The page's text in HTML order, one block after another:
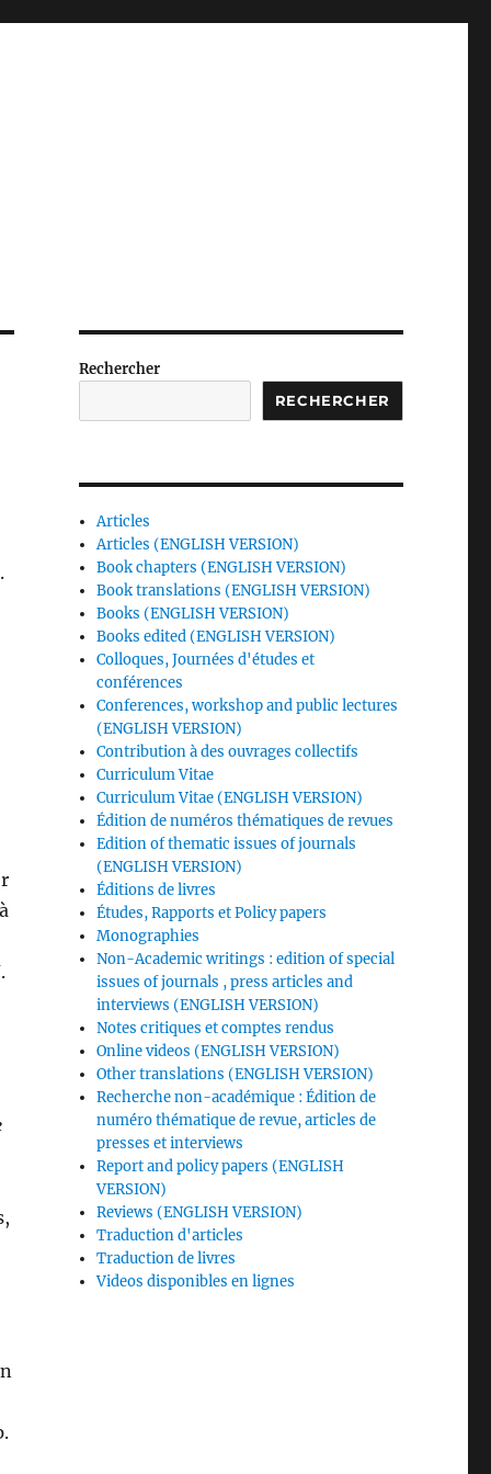
Rechercher
RECHERCHER
Articles
Articles (ENGLISH VERSION)
Book chapters (ENGLISH VERSION)
Book translations (ENGLISH VERSION)
Books (ENGLISH VERSION)
Books edited (ENGLISH VERSION)
Colloques, Journées d'études et
conférences
Conferences, workshop and public lectures
(ENGLISH VERSION)
Contribution à des ouvrages collectifs
Curriculum Vitae
Curriculum Vitae (ENGLISH VERSION)
Édition de numéros thématiques de revues
Edition of thematic issues of journals
(ENGLISH VERSION)
Éditions de livres
Études, Rapports et Policy papers
Monographies
Non-Academic writings : edition of special
issues of journals , press articles and
interviews (ENGLISH VERSION)
Notes critiques et comptes rendus
Online videos (ENGLISH VERSION)
Other translations (ENGLISH VERSION)
Recherche non-académique : Édition de
numéro thématique de revue, articles de
presses et interviews
Report and policy papers (ENGLISH
VERSION)
Reviews (ENGLISH VERSION)
Traduction d'articles
Traduction de livres
Videos disponibles en lignes